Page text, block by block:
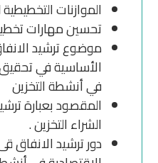
الموازنات
تحسين مهارات
موضوع ترشيد
الأساسية في
في أنشطة التخزين
المقصود بعبارة
الشراء التخزين .
دور ترشيد الانفاق